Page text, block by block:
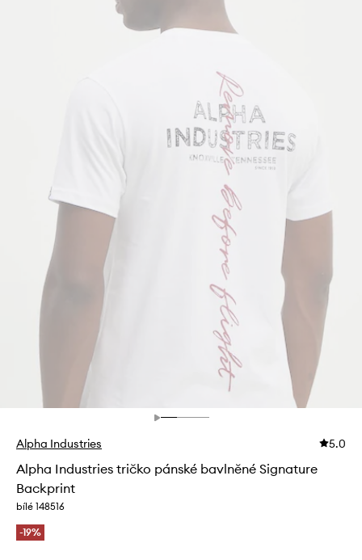
Alpha Industries 5.0
Alpha Industries tričko pánské bavlněné Signature
Backprint
bílé 148516
-19%